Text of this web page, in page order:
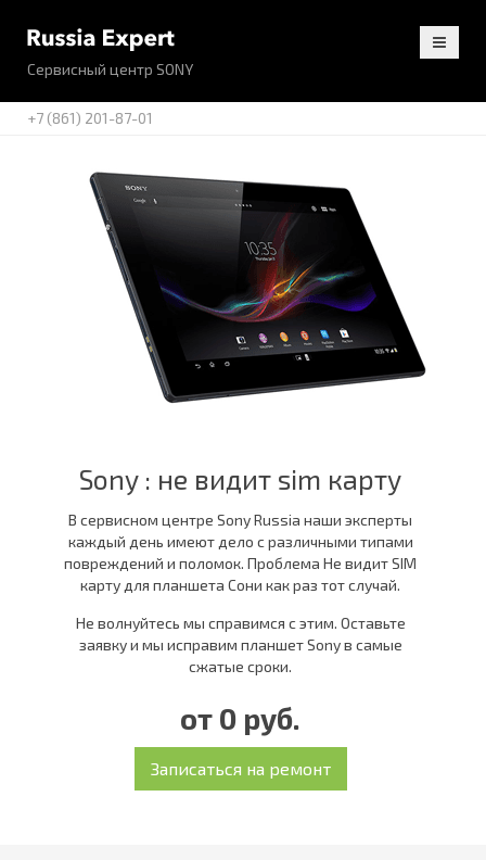
Сервисный центр SONY
+7 (861) 201-87-01
Sony : не видит sim карту
В сервисном центре Sony Russia наши эксперты
каждый день имеют дело с различными типами
повреждений и поломок. Проблема Не видит SIM
карту для планшета Сони как раз тот случай.
Не волнуйтесь мы справимся с этим. Оставьте
заявку и мы исправим планшет Sony в самые
сжатые сроки.
от 0 руб.